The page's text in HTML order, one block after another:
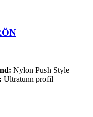
Nylon Push Style
Ultratunn profil